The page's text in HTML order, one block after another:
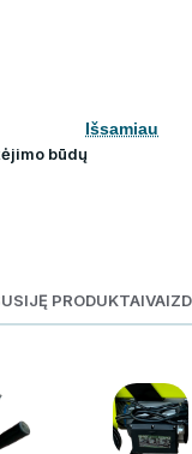
Išsamiau
būdų
PRODUKTAI